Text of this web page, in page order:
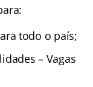
todo o país;
– Vagas